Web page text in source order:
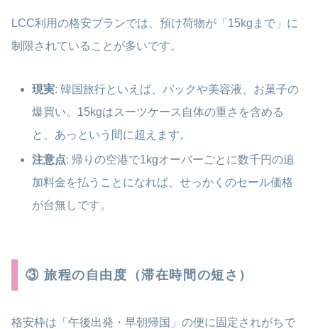
LCC利用の格安プランでは、預け荷物が「15kgまで」に
制限されていることが多いです。
現実: 韓国旅行といえば、パックや美容液、お菓子の
爆買い。15kgはスーツケース自体の重さを含める
と、あっという間に超えます。
注意点: 帰りの空港で1kgオーバーごとに数千円の追
加料金を払うことになれば、せっかくのセール価格
が台無しです。
③ 旅程の自由度（滞在時間の短さ）
格安枠は「午後出発・早朝帰国」の便に固定されがちで